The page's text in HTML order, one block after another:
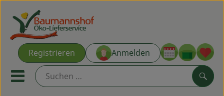
Registrieren Anmelden
Mobiles Menu öffnen oder